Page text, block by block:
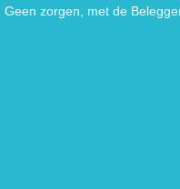
zorgen, met de